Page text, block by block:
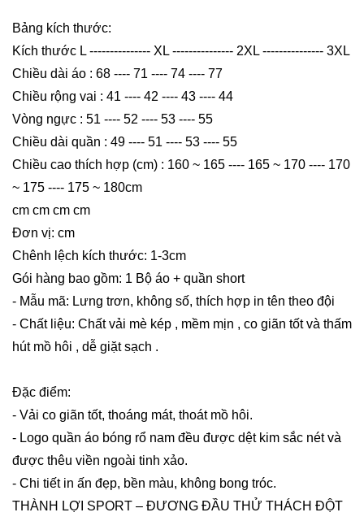
Bảng kích thước:
Kích thước L --------------- XL --------------- 2XL --------------- 3XL
Chiều dài áo : 68 ---- 71 ---- 74 ---- 77
Chiều rộng vai : 41 ---- 42 ---- 43 ---- 44
Vòng ngực : 51 ---- 52 ---- 53 ---- 55
Chiều dài quần : 49 ---- 51 ---- 53 ---- 55
Chiều cao thích hợp (cm) : 160 ~ 165 ---- 165 ~ 170 ---- 170
~ 175 ---- 175 ~ 180cm
cm cm cm cm
Đơn vị: cm
Chênh lệch kích thước: 1-3cm
Gói hàng bao gồm: 1 Bộ áo + quần short
- Mẫu mã: Lưng trơn, không số, thích hợp in tên theo đội
- Chất liệu: Chất vải mè kép , mềm mịn , co giãn tốt và thấm
hút mồ hôi , dễ giặt sạch .
Đặc điểm:
- Vải co giãn tốt, thoáng mát, thoát mồ hôi.
- Logo quần áo bóng rổ nam đều được dệt kim sắc nét và
được thêu viền ngoài tinh xảo.
- Chi tiết in ấn đẹp, bền màu, không bong tróc.
THÀNH LỢI SPORT – ĐƯƠNG ĐẦU THỬ THÁCH ĐỘT